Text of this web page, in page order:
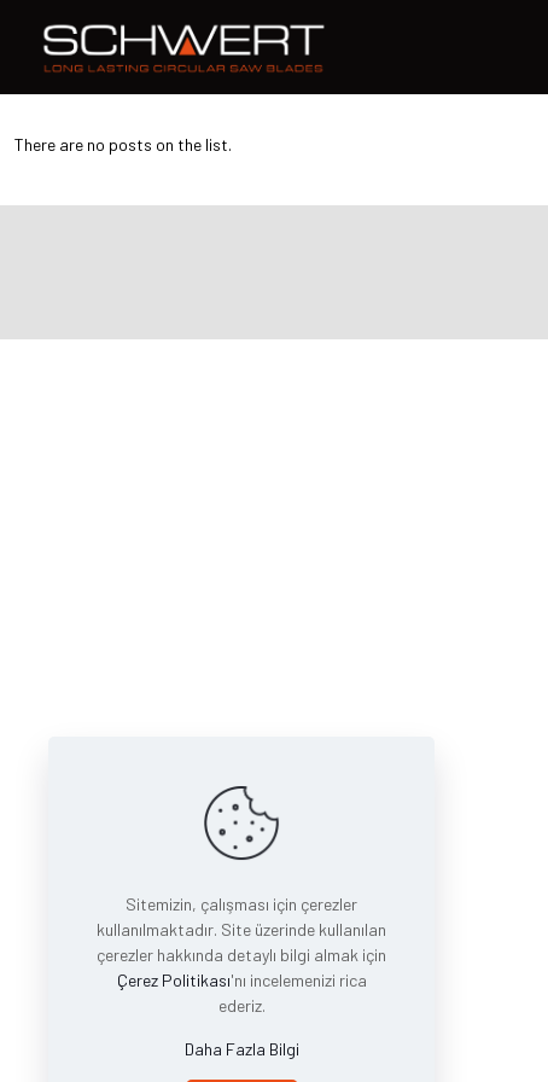
There are no posts on the list.
Sitemizin, çalışması için çerezler
kullanılmaktadır. Site üzerinde kullanılan
çerezler hakkında detaylı bilgi almak için
Çerez Politikası'nı incelemenizi rica
ederiz.
Daha Fazla Bilgi